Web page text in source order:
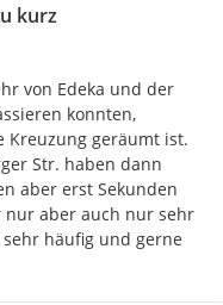
kurz
von Edeka und der
konnten,
Kreuzung geräumt ist.
Str. haben dann
aber erst Sekunden
nur aber auch nur sehr
häufig und gerne